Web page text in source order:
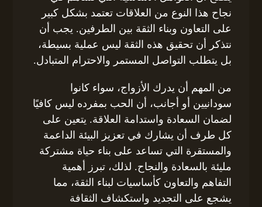
نجاح هذا النوع من العلاقات تعتمد بشكل كبير
على التعاون وبناء الثقة بين الطرفين. يجب أن
نتذكر أن تحقيق هذه الثقة ليس عملية بسيطة،
بل يتطلب التواصل المستمر والاحترام المتبادل.
من المهم أن يدرك الأزواج، سواء كانوا
سودانيين أو أجانب، أن الحب بمفرده ليس كافيًا
لضمان السعادة واستدامة العلاقة. يتعين على
كل طرف أن يشارك في تعزيز البيئة الداعمة
والمستقرة التي تساعد على بناء حياة مشتركة
مليئة بالسعادة والنجاح. لذلك، تبرز أهمية
التفاهم والتعاون كأساسيات لبناء الثقة، مما
يشجع على التجديد واستكشاف الثقافة